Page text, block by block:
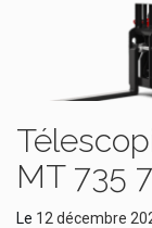
MT 735
Le 12 décembre